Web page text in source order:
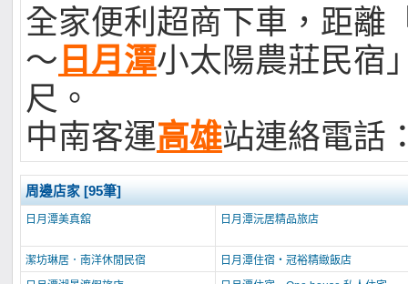
全家便利超商下車，距離
～ 日月潭小太陽農莊民宿
尺。
中南客運高雄站連絡電話
周邊店家 [95筆]
日月潭美真舘 日月潭沅居精品旅店
潔坊琳居．南洋休閒民宿
日月潭住宿‧冠裕精緻飯店